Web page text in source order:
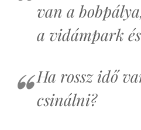
van a
a vidámpark
Ha rossz idő
csinálni?